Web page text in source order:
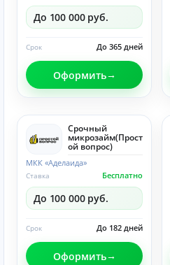
До 100 000 руб.
До 365 дней
Срок
Оформить
Срочный
микрозайм(Прост
ой вопрос)
МКК «Аделаида»
Бесплатно
Ставка
До 100 000 руб.
До 182 дней
Срок
Оформить